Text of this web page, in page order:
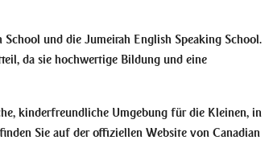
School und die Jumeirah English Speaking School.
da sie hochwertige Bildung und eine
kinderfreundliche Umgebung für die Kleinen, in
Sie auf deroffiziellen Website von Canadian